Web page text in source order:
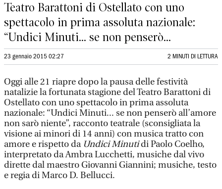
Teatro Barattoni di Ostellato con uno
spettacolo in prima assoluta nazionale:
“Undici Minuti... se non penserò...
23 gennaio 2015 02:27 2 MINUTI DI LETTURA
Oggi alle 21 riapre dopo la pausa delle festività
natalizie la fortunata stagione del Teatro Barattoni di
Ostellato con uno spettacolo in prima assoluta
nazionale: “Undici Minuti... se non penserò all’amore
non sarò niente”, racconto teatrale (sconsigliata la
visione ai minori di 14 anni) con musica tratto con
amore e rispetto da Undici Minutidi Paolo Coelho,
interpretato da Ambra Lucchetti, musiche dal vivo
dirette dal maestro Giovanni Giannini; musiche, testo
e regia di Marco D. Bellucci.